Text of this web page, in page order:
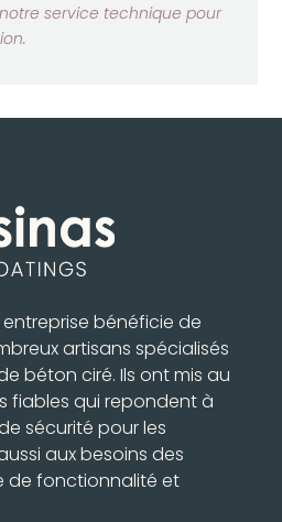
service technique pour
bénéficie de
artisans spécialisés
béton ciré. Ils ont mis au
fiables qui repondent à
sécurité pour les
aux besoins des
de fonctionnalité et